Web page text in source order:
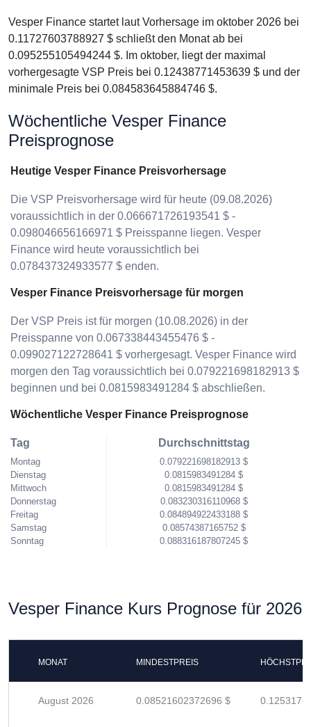
Vesper Finance startet laut Vorhersage im oktober 2026 bei
0.11727603788927 $ schließt den Monat ab bei
0.095255105494244 $. Im oktober, liegt der maximal
vorhergesagte VSP Preis bei 0.12438771453639 $ und der
minimale Preis bei 0.084583645884746 $.
Wöchentliche Vesper Finance
Preisprognose
Heutige Vesper Finance Preisvorhersage
Die VSP Preisvorhersage wird für heute (09.08.2026)
voraussichtlich in der 0.066671726193541 $ -
0.098046656166971 $ Preisspanne liegen. Vesper
Finance wird heute voraussichtlich bei
0.078437324933577 $ enden.
Vesper Finance Preisvorhersage für morgen
Der VSP Preis ist für morgen (10.08.2026) in der
Preisspanne von 0.067338443455476 $ -
0.099027122728641 $ vorhergesagt. Vesper Finance wird
morgen den Tag voraussichtlich bei 0.079221698182913 $
beginnen und bei 0.0815983491284 $ abschließen.
Wöchentliche Vesper Finance Preisprognose
Tag
Montag
Dienstag
Mittwoch
Donnerstag
Freitag
Samstag
Sonntag
Durchschnittstag
0.079221698182913 $
0.0815983491284 $
0.0815983491284 $
0.083230316110968 $
0.084894922433188 $
0.08574387165752 $
0.088316187807245 $
Vesper Finance Kurs Prognose für 2026
MONAT MINDESTPREIS
August 2026 0.08521602372696 $